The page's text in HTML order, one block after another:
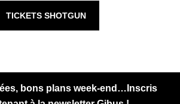
TICKETS SHOTGUN
bons plans week-end…Inscris